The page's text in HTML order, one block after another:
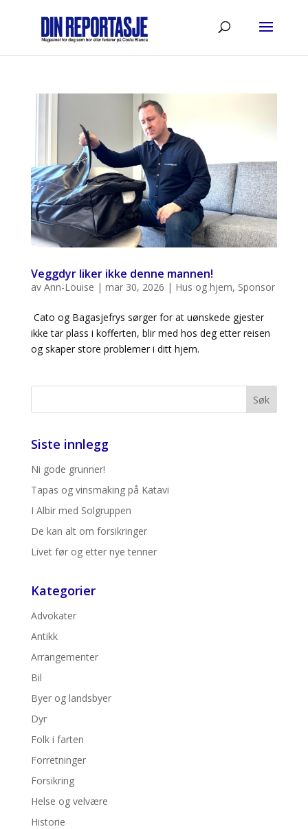
Veggdyr liker ikke denne mannen!
av Ann-Louise | mar 30, 2026 | Hus og hjem, Sponsor
Cato og Bagasjefrys sørger for at uønskede gjester
ikke tar plass i kofferten, blir med hos deg etter reisen
og skaper store problemer i ditt hjem.
Siste innlegg
Ni gode grunner!
Tapas og vinsmaking på Katavi
I Albir med Solgruppen
De kan alt om forsikringer
Livet før og etter nye tenner
Kategorier
Advokater
Antikk
Arrangementer
Bil
Byer og landsbyer
Dyr
Folk i farten
Forretninger
Forsikring
Helse og velvære
Historie